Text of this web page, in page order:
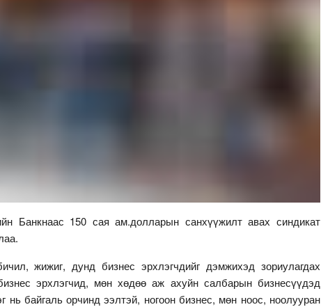
Банкнаас 150 сая ам.долларын санхүүжилт авах синдикат
жижиг, дунд бизнес эрхлэгчдийг дэмжихэд зориулагдах
эрхлэгчид, мөн хөдөө аж ахуйн салбарын бизнесүүдэд
нь байгаль орчинд ээлтэй, ногоон бизнес, мөн ноос, ноолууран